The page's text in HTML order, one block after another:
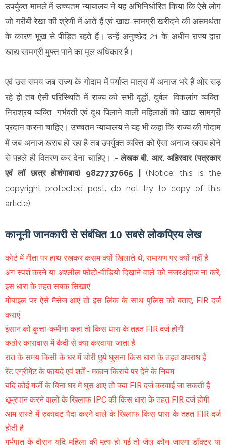
उपर्युक्त मामले में उच्चतम न्यायालय ने यह अभिनिर्धारित किया कि ऐसे लोग
जो गरीबी रेखा की श्रेणी में आते हैं एवं खाद्य-सामग्री खरीदने की असमर्थता
के कारण भूख से पीड़ित रहते हैं। उन्हें अनुच्छेद 21 के अधीन राज्य द्वारा
खाद्य सामग्री मुफ्त पाने का मूल अधिकार है।
एवं उस समय जब राज्य के गोदाम में पर्याप्त मात्रा में अनाज भरे हैं ओर सड़
रहे हो तब ऐसी परिस्थिति में राज्य को सभी वृद्धों, दुर्बल, विकलांग व्यक्ति,
निराश्रय व्यक्ति, गर्भवती एवं दूध पिलाने वाली महिलाओं को खाद्य सामग्री
प्रदान करना चाहिए। उच्चतम न्यायालय ने यह भी कहा कि राज्य की गोदाम
में जब अनाज खराब हो रहा है तब उपर्युक्त व्यक्ति को ऐसा अनाज खराब होने
से पहले ही वितरण कर देना चाहिए। :-लेखकबी. आर. अहिरवार (पत्रकार
एवं लॉ छात्र होशंगाबाद) 9827737665 | (Notice: this is the
copyright protected post. do not try to copy of this
article)
कानूनी जानकारी से संबंधित 10 सबसे लोकप्रिय लेख
कोर्ट में गीता पर हाथ रखकर कसम क्यों खिलाते थे, रामायण पर क्यों नहीं है
अंग स्पर्श करने या अश्लील फोटो-वीडियो दिखाने वाले को नजरअंदाज ना करें,
इस धारा के तहत सबक सिखाएं
मोबाइल पर ऐसे मैसेज आएं तो इस लिंक के साथ पुलिस को बताए, FIR दर्ज
कराएं
इंसान को कुत्ता-कमीना कहा तो किस धारा के तहत FIR दर्ज होगी
कठोर कारावास में कैदी से क्या करवाया जाता है
रात के समय किसी के घर में चोरी छुपे घुसना किस धारा के तहत अपराध है
रेंट एग्रीमेंट के फायदे एवं शर्तें - मकान किराये पर देने के नियम
यदि कोई मर्जी के बिना घर में घुस आए तो क्या FIR दर्ज करवाई जा सकती है
धूम्रपान करने वालों के खिलाफ IPC की किस धारा के तहत FIR दर्ज होगी
आम रास्ते में रुकावट पैदा करने वाले के खिलाफ किस धारा के तहत FIR दर्ज
होती है
गर्भपात के दौरान यदि महिला की मृत्यु हो गई तो जेल कौन जाएगा डॉक्टर या